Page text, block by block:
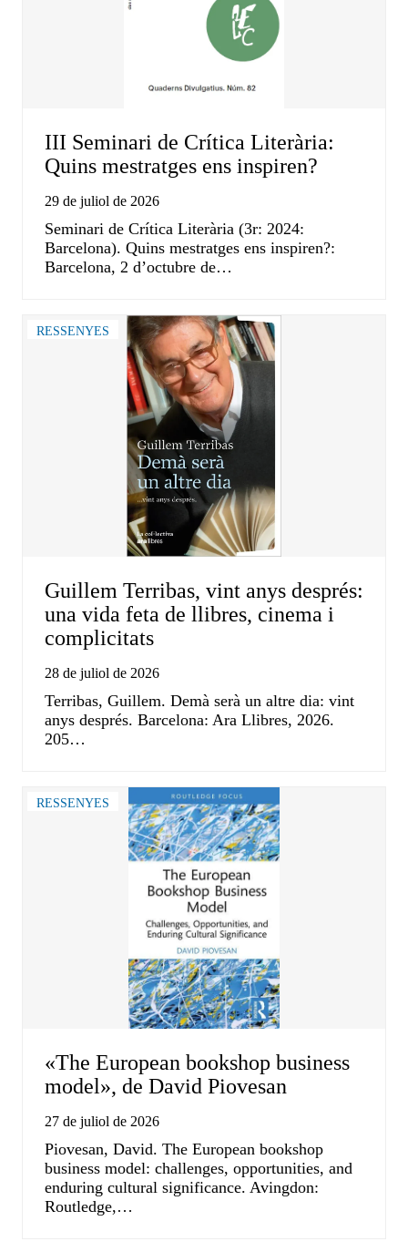
III Seminari de Crítica Literària:
Quins mestratges ens inspiren?
29 de juliol de 2026
Seminari de Crítica Literària (3r: 2024:
Barcelona). Quins mestratges ens inspiren?:
Barcelona, 2 d’octubre de…
RESSENYES
Guillem Terribas, vint anys després:
una vida feta de llibres, cinema i
complicitats
28 de juliol de 2026
Terribas, Guillem. Demà serà un altre dia: vint
anys després. Barcelona: Ara Llibres, 2026.
205…
RESSENYES
«The European bookshop business
model», de David Piovesan
27 de juliol de 2026
Piovesan, David. The European bookshop
business model: challenges, opportunities, and
enduring cultural significance. Avingdon:
Routledge,…